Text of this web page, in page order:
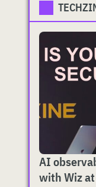
AI
with Wiz